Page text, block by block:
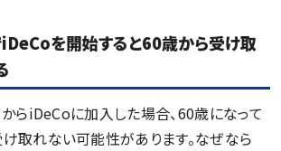
を開始すると60歳から受け取
らiDeCoに加入した場合、60歳になって
取れない可能性があります。なぜなら